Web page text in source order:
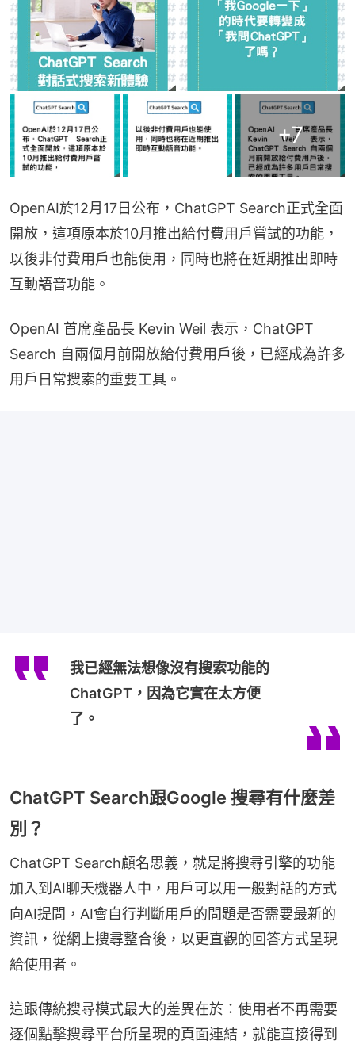
+7
OpenAI於12月17日公布，ChatGPT Search正式全面
開放，這項原本於10月推出給付費用戶嘗試的功能，
以後非付費用戶也能使用，同時也將在近期推出即時
互動語音功能。
OpenAI 首席產品長 Kevin Weil 表示，ChatGPT
Search 自兩個月前開放給付費用戶後，已經成為許多
用戶日常搜索的重要工具。
我已經無法想像沒有搜索功能的
ChatGPT，因為它實在太方便
了。
ChatGPT Search跟Google 搜尋有什麼差
別？
ChatGPT Search顧名思義，就是將搜尋引擎的功能
加入到AI聊天機器人中，用戶可以用一般對話的方式
向AI提問，AI會自行判斷用戶的問題是否需要最新的
資訊，從網上搜尋整合後，以更直觀的回答方式呈現
給使用者。
這跟傳統搜尋模式最大的差異在於：使用者不再需要
逐個點擊搜尋平台所呈現的頁面連結，就能直接得到